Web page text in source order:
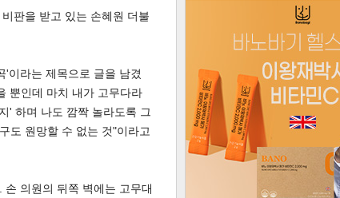
판을 받고 있는 손혜원 더불
'이라는 제목으로 글을 남겼
뿐인데 마치 내가 고무다라
' 하며 나도 깜짝 놀라도록 그
도 원망할 수 없는 것"이라고
의원의 뒤쪽 벽에는 고무대
인기포토